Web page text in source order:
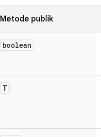
Metode publik
boolean
T